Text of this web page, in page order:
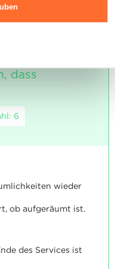
dass
6
wieder
ob aufgeräumt ist.
des Services ist